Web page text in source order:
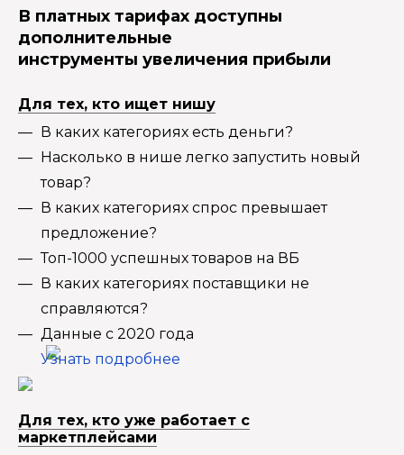
В платных тарифах доступны
дополнительные
инструменты увеличения прибыли
Для тех, кто ищет нишу
В каких категориях есть деньги?
Насколько в нише легко запустить новый
товар?
В каких категориях спрос превышает
предложение?
Топ-1000 успешных товаров на ВБ
В каких категориях поставщики не
справляются?
Данные с 2020 года
Узнать подробнее
Для тех, кто уже работает с
маркетплейсами